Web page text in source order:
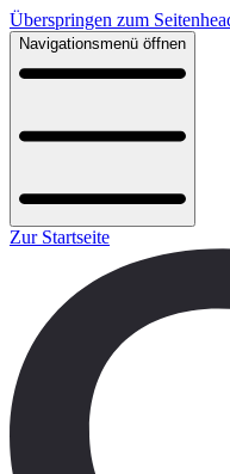
Überspringen zum
Navigationsmenü öffnen
Zur Startseite